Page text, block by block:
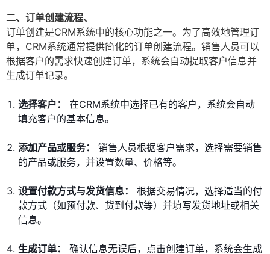
二、订单创建流程、
订单创建是CRM系统中的核心功能之一。为了高效地管理订
单，CRM系统通常提供简化的订单创建流程。销售人员可以
根据客户的需求快速创建订单，系统会自动提取客户信息并
生成订单记录。
选择客户：
在CRM系统中选择已有的客户，系统会自动
填充客户的基本信息。
添加产品或服务：
销售人员根据客户需求，选择需要销售
的产品或服务，并设置数量、价格等。
设置付款方式与发货信息：
根据交易情况，选择适当的付
款方式（如预付款、货到付款等）并填写发货地址或相关
信息。
生成订单：
确认信息无误后，点击创建订单，系统会生成